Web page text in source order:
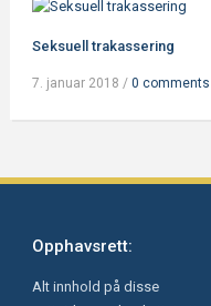
Seksuell trakassering
7. januar 2018 / 0 comments
Opphavsrett:
Alt innhold på disse